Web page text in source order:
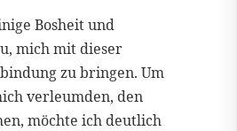
Bosheit und
mich mit dieser
zu bringen. Um
verleumden, den
möchte ich deutlich